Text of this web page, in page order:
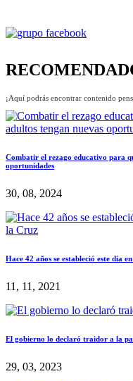
¡Aquí podrás encontrar contenido
Combatir el rezago educativo para
oportunidades
30, 08, 2024
Hace 42 años se estableció este día
11, 11, 2021
El gobierno lo declaró traidor a la
29, 03, 2023